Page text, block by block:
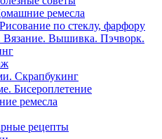
ремесла
по стеклу, фарфору
Вышивка. Пэчворк.
Скрапбукинг
Бисероплетение
ремесла
рецепты